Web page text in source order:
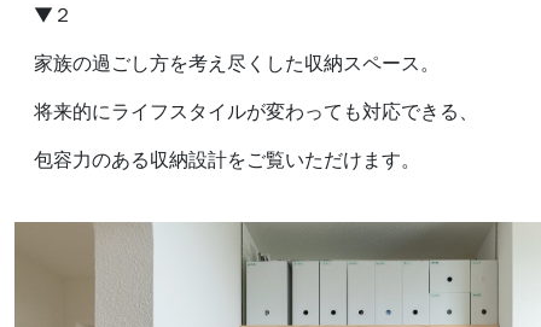
▼２
家族の過ごし方を考え尽くした収納スペース。
将来的にライフスタイルが変わっても対応できる、
包容力のある収納設計をご覧いただけます。